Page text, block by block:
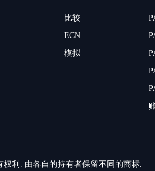
比较
ECN
模拟
权利. 由各自的持有者保留不同的商标.